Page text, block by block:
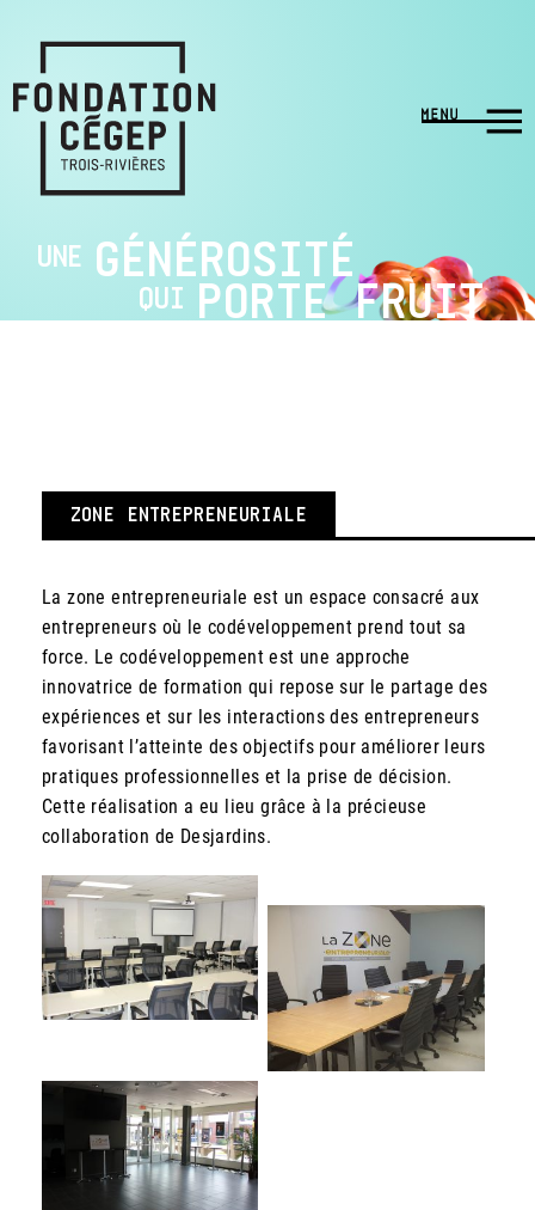
UNE GÉNÉROSITÉ
QUI PORTE FRUIT
ZONE ENTREPRENEURIALE
La zone entrepreneuriale est un espace consacré aux
entrepreneurs où le codéveloppement prend tout sa
force. Le codéveloppement est une approche
innovatrice de formation qui repose sur le partage des
expériences et sur les interactions des entrepreneurs
favorisant l’atteinte des objectifs pour améliorer leurs
pratiques professionnelles et la prise de décision.
Cette réalisation a eu lieu grâce à la précieuse
collaboration de Desjardins.